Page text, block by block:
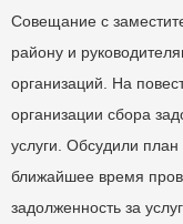
Совещание с
району и
организаций. На
организации сбора
услуги. Обсудили
ближайшее время
задолженность за